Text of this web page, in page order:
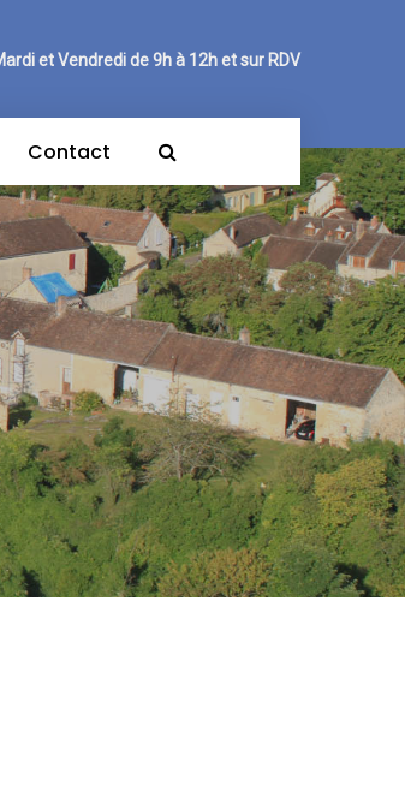
et Vendredi de 9h à 12h et sur RDV
Contact